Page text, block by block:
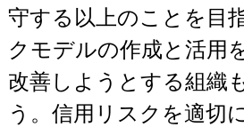
守する以上のことを目
クモデルの作成と活用
改善しようとする組織
う。信用リスクを適切